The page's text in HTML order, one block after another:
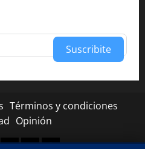
Suscribite
Términos y condiciones
Opinión
LinkedinYoutubeInstagram